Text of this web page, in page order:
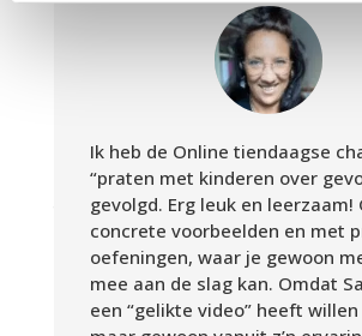
geef ik je tips hoe jij je kind door
uitbarsting kan heen helpen zonder
te veroorzaken.
Ik heb de Online tiendaagse
“praten met kinderen over
gevolgd. Erg leuk en leerzaam!
concrete voorbeelden en met
oefeningen, waar je gewoon
mee aan de slag kan. Omdat
een “gelikte video” heeft